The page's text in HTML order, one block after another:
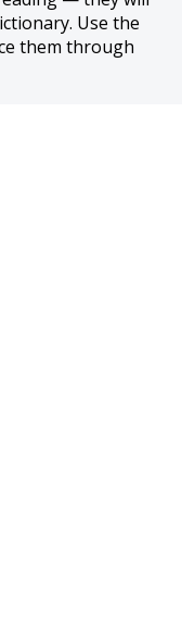
Use the
them through